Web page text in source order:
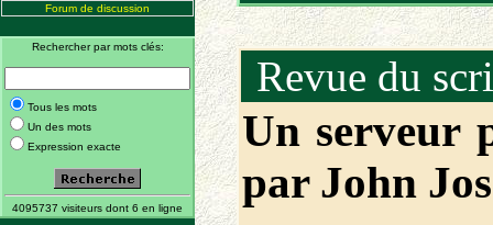
Forum de discussion
Rechercher par mots clés:
Tous les mots
Un des mots
Expression exacte
4095737 visiteurs dont 6 en ligne
Revue du
Un serveur
par John